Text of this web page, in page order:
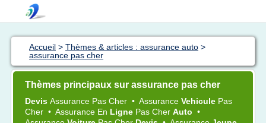
Accueil > Thèmes & articles : assurance auto >
assurance pas cher
Thèmes principaux sur assurance pas cher
Devis Assurance Pas Cher • Assurance Vehicule Pas
Cher • Assurance En Ligne Pas Cher Auto •